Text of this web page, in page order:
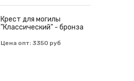
Крест для могилы
"Классический" - бронза
Цена опт: 3350 руб